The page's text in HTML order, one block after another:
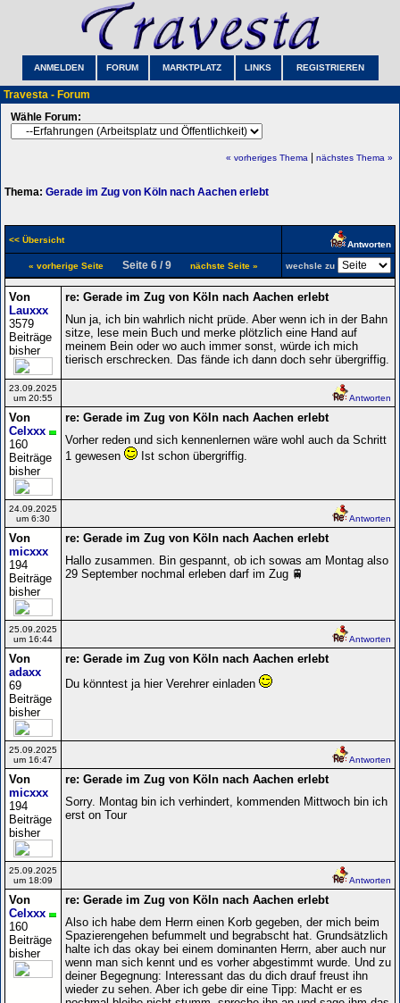
ANMELDEN FORUM MARKTPLATZ LINKS REGISTRIEREN
Travesta - Forum
Wähle Forum:
« vorheriges Thema nächstes Thema »
Thema: Gerade im Zug von Köln nach Aachen erlebt
<< Übersicht Antworten
« vorherige Seite Seite 6 / 9 nächste Seite » wechsle zu
Von
Lauxxx
3579
Beiträge
bisher
re: Gerade im Zug von Köln nach Aachen erlebt
Nun ja, ich bin wahrlich nicht prüde. Aber wenn ich in der Bahn
sitze, lese mein Buch und merke plötzlich eine Hand auf
meinem Bein oder wo auch immer sonst, würde ich mich
tierisch erschrecken. Das fände ich dann doch sehr übergriffig.
23.09.2025
um 20:55
Antworten
Von
Celxxx
160
Beiträge
bisher
re: Gerade im Zug von Köln nach Aachen erlebt
Vorher reden und sich kennenlernen wäre wohl auch da Schritt
1 gewesen
Ist schon übergriffig.
24.09.2025
um 6:30
Antworten
Von
micxxx
194
Beiträge
bisher
re: Gerade im Zug von Köln nach Aachen erlebt
Hallo zusammen. Bin gespannt, ob ich sowas am Montag also
29 September nochmal erleben darf im Zug 🚆
25.09.2025
um 16:44
Antworten
Von
adaxx
69
Beiträge
bisher
re: Gerade im Zug von Köln nach Aachen erlebt
Du könntest ja hier Verehrer einladen
25.09.2025
um 16:47
Antworten
Von
micxxx
194
Beiträge
bisher
re: Gerade im Zug von Köln nach Aachen erlebt
Sorry. Montag bin ich verhindert, kommenden Mittwoch bin ich
erst on Tour
25.09.2025
um 18:09
Antworten
Von
Celxxx
160
Beiträge
bisher
re: Gerade im Zug von Köln nach Aachen erlebt
Also ich habe dem Herrn einen Korb gegeben, der mich beim
Spazierengehen befummelt und begrabscht hat. Grundsätzlich
halte ich das okay bei einem dominanten Herrn, aber auch nur
wenn man sich kennt und es vorher abgestimmt wurde. Und zu
deiner Begegnung: Interessant das du dich drauf freust ihn
wieder zu sehen. Aber ich gebe dir eine Tipp: Macht er es